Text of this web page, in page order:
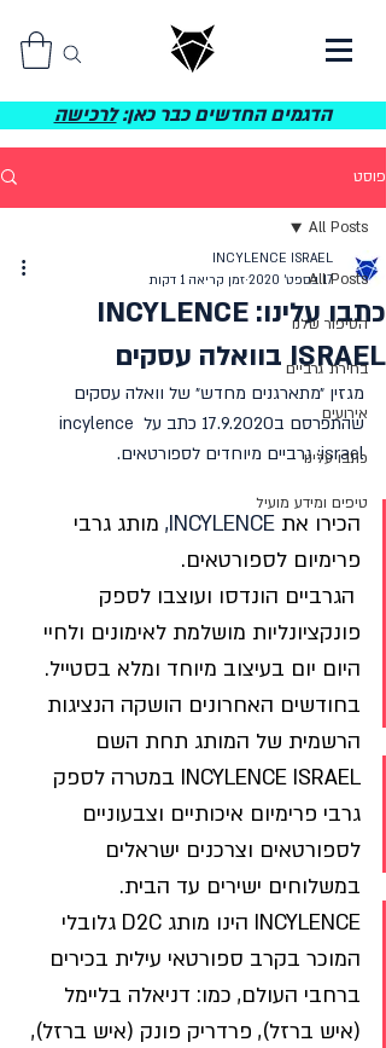
הדגמים החדשים כבר כאן:לרכישה
פוסט
All Posts
הסיפור שלנו
בחירת גרביים
אירועים
כתבו עלינו
טיפים ומידע מועיל
All Posts
כתבו עלינו: INCYLENCE
ISRAEL בוואלה עסקים
INCYLENCE ISRAEL
17 בספט׳ 2020
זמן קריאה 1 דקות
מגזין ״מתארגנים מחדש״ של וואלה עסקים
שהתפרסם ב17.9.2020 כתב על incylence
israel: גרביים מיוחדים לספורטאים.
הכירו את INCYLENCE, מותג גרבי
פרימיום לספורטאים.
הגרביים הונדסו ועוצבו לספק
פונקציונליות מושלמת לאימונים ולחיי
היום יום בעיצוב מיוחד ומלא בסטייל.
בחודשים האחרונים הושקה הנציגות
הרשמית של המותג תחת השם
INCYLENCE ISRAEL במטרה לספק
גרבי פרימיום איכותיים וצבעוניים
לספורטאים וצרכנים ישראלים
במשלוחים ישירים עד הבית.
INCYLENCE הינו מותג D2C גלובלי
המוכר בקרב ספורטאי עילית בכירים
ברחבי העולם, כמו: דניאלה בליימל
(איש ברזל), פרדריק פונק (איש ברזל),